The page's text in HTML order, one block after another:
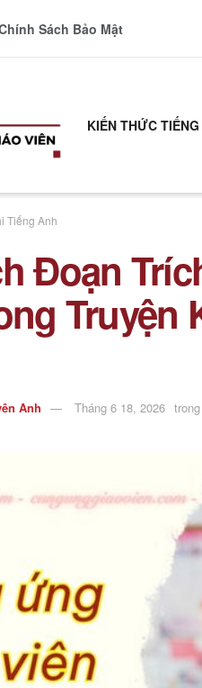
Sách Bảo Mật
KIẾN THỨC
Tiếng Anh
Đoạn
Truyện
Anh Tháng 6 18, 2026 trong